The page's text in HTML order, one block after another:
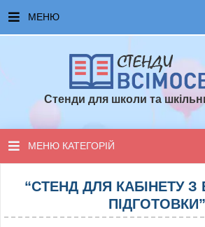
МЕНЮ
ЧАСТІ ЗАПИТАННЯ ТА ВІДПОВІДІ
ТОПОВІ ПРОПОЗИЦІЇ
Стенди для школи та
МЕНЮ КАТЕГОРІЙ
СТЕНДИ ДЛЯ НУШ
СТЕНДИ ДЛЯ ПОЧАТКОВОЇ
“СТЕНД ДЛЯ КАБІНЕТУ З
ПІДГОТОВКИ”